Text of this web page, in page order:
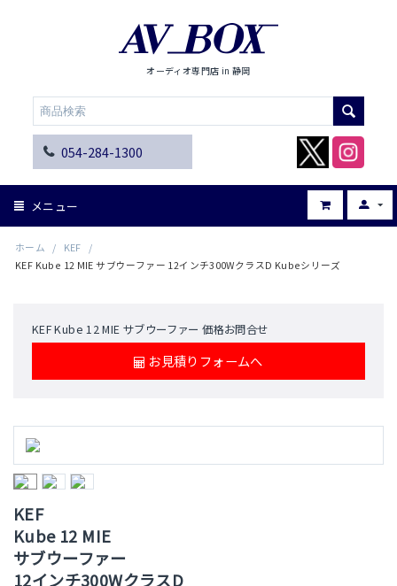
オーディオ専門店 in 静岡
054-284-1300
メニュー
ホーム / KEF
/
KEF Kube 12 MIE サブウーファー 12インチ300WクラスD Kubeシリーズ
KEF Kube 12 MIE サブウーファー 価格お問合せ
お見積りフォームへ
KEF
Kube 12 MIE
サブウーファー
12インチ300WクラスD